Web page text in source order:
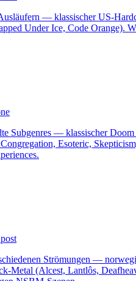
— klassischer US-
Under Ice, Code Orange).
Subgenres — klassischer
Esoteric,
Strömungen —
Metal (Alcest, Lantlôs,